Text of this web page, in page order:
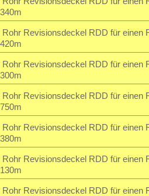
340m
Rohr Revisionsdeckel RDD für einen
420m
Rohr Revisionsdeckel RDD für einen
300m
Rohr Revisionsdeckel RDD für einen
750m
Rohr Revisionsdeckel RDD für einen
380m
Rohr Revisionsdeckel RDD für einen
130m
Rohr Revisionsdeckel RDD für einen